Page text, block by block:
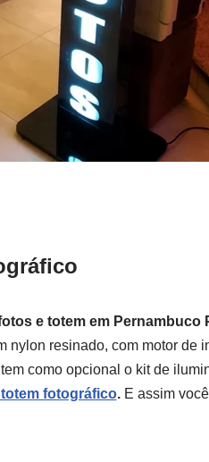
e totem em Pernambuco
nylon resinado, com motor de
como opcional o kit de
fotográfico. E assim